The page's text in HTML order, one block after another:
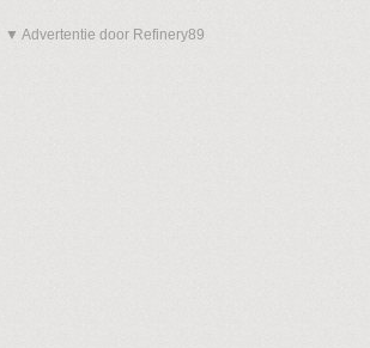
▼ Advertentie door Refinery89